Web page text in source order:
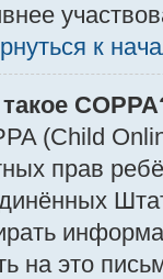
к
(Child
прав
на это